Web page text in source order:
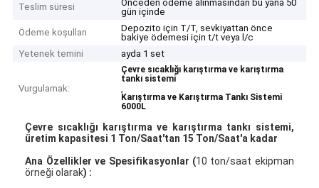
Teslim süresi
Önceden ödeme alınmasından bu yana 50
gün içinde
Ödeme koşulları
Depozito için T/T, sevkiyattan önce
bakiye ödemesi için t/t veya l/c
Yetenek temini
ayda 1 set
Vurgulamak:
Çevre sıcaklığı karıştırma ve karıştırma
tankı sistemi
,
Karıştırma ve Karıştırma Tankı Sistemi
6000L
Çevre sıcaklığı karıştırma ve karıştırma tankı sistemi,
üretim kapasitesi 1 Ton/Saat'tan 15 Ton/Saat'a kadar
Ana Özellikler ve Spesifikasyonlar (10 ton/saat ekipman
örneği olarak) :